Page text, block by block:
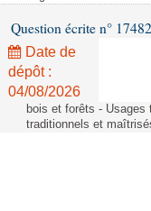
Question écrite n°
Date de
dépôt :
04/08/2026
bois et forêts -
traditionnels et